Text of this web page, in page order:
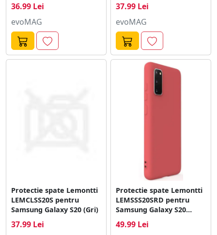
36.99 Lei
evoMAG
37.99 Lei
evoMAG
Protectie spate Lemontti
LEMCLSS20S pentru
Samsung Galaxy S20 (Gri)
37.99 Lei
Protectie spate Lemontti
LEMSSS20SRD pentru
Samsung Galaxy S20
(Rosu)
49.99 Lei